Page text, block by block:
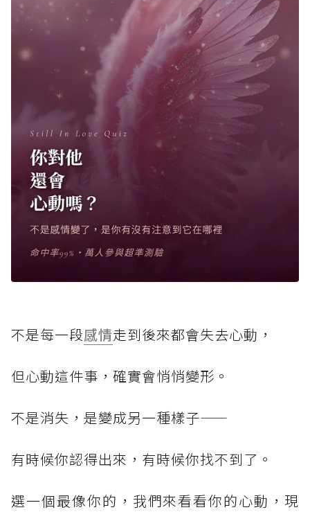
不是每一段感情走到後來都會失去心動，
但心動這件事，確實會悄悄變形。
不是消失，是變成另一種樣子——
有時候你認得出來，有時候你找不到了。
選一個最像你的，我們來看看你的心動，現